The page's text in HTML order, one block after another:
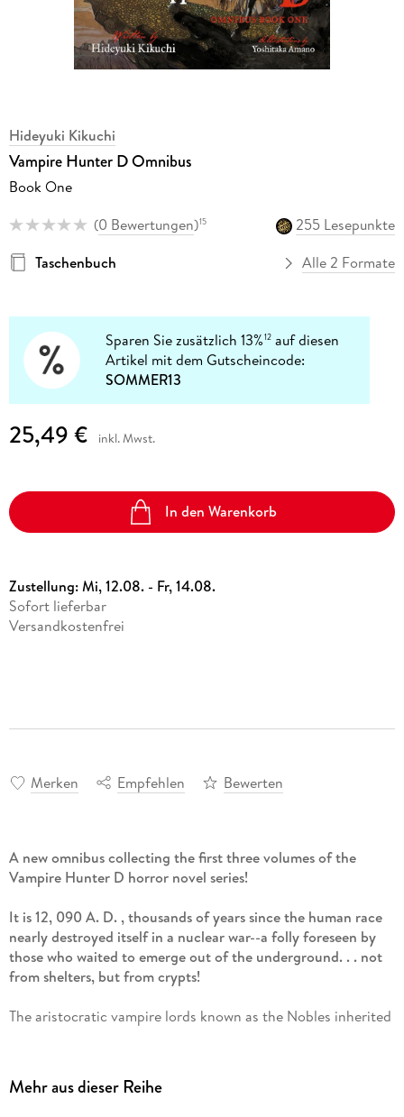
Hideyuki Kikuchi
Vampire Hunter D Omnibus
Book One
(0 Bewertungen)15
255 Lesepunkte
Taschenbuch
Alle 2 Formate
Sparen Sie zusätzlich 13%12 auf diesen
Artikel mit dem Gutscheincode:
SOMMER13
25,49 € inkl. Mwst.
In den Warenkorb
Zustellung:Mi, 12.08. - Fr, 14.08.
Sofort lieferbar
Versandkostenfrei
Merken Empfehlen Bewerten
A new omnibus collecting the first three volumes of the
Vampire Hunter D horror novel series!
It is 12, 090 A. D. , thousands of years since the human race
nearly destroyed itself in a nuclear war--a folly foreseen by
those who waited to emerge out of the underground. . . not
from shelters, but from crypts!
The aristocratic vampire lords known as the Nobles inherited
voyaging to the distant stars, or conjuring monsters to roam
the Earth.
Mehr aus dieser Reihe